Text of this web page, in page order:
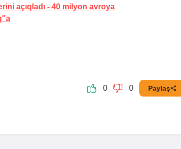
açıqladı - 40 milyon avroya
0 0 Paylaş